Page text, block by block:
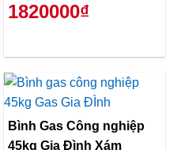
1820000₫
Bình Gas Công nghiệp
45kg Gia Đình Xám